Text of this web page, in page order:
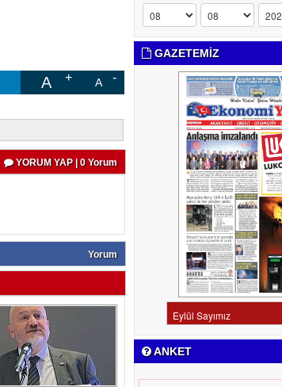
A A
YORUM YAP | 0 Yorum
Yorum
GAZETEMİZ
ANKET